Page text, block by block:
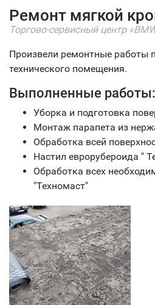
Ремонт мягкой
Торгово-сервисный центр
Произвели ремонтные работы
технического помещения.
Выполненные работы:
Уборка и подготовка
Монтаж парапета из
Обработка всей
Настил еврорубероида "
Обработка всех
"Техномаст"